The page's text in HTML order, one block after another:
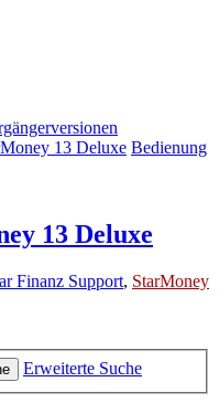
13 Deluxe Bedienung
13 Deluxe
Finanz Support, StarMoney
Erweiterte Suche